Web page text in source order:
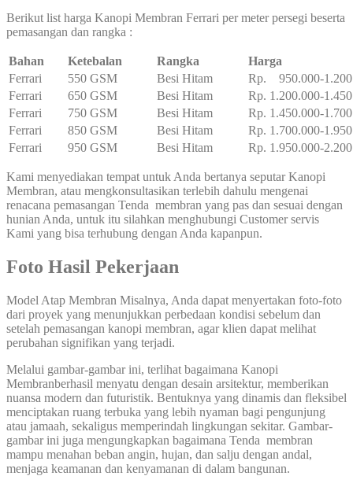
Berikut list harga Kanopi Membran Ferrari per meter persegi beserta
pemasangan dan rangka :
Bahan Ketebalan Rangka
Harga
Ferrari
550 GSM Besi Hitam
Rp. 950.000-
Ferrari
650 GSM Besi Hitam
Rp. 1.200.000-
Ferrari
750 GSM Besi Hitam
Rp. 1.450.000-
Ferrari
850 GSM Besi Hitam
Rp. 1.700.000-
Ferrari
950 GSM Besi Hitam Rp. 1.950.000-
Kami menyediakan tempat untuk Anda bertanya seputar Kanopi
Membran, atau mengkonsultasikan terlebih dahulu mengenai
renacana pemasangan Tenda membran yang pas dan sesuai dengan
hunian Anda, untuk itu silahkan menghubungi Customer servis
Kami yang bisa terhubung dengan Anda kapanpun.
Foto Hasil Pekerjaan
Model Atap Membran Misalnya, Anda dapat menyertakan foto-foto
dari proyek yang menunjukkan perbedaan kondisi sebelum dan
setelah pemasangan kanopi membran, agar klien dapat melihat
perubahan signifikan yang terjadi.
Melalui gambar-gambar ini, terlihat bagaimana Kanopi
Membranberhasil menyatu dengan desain arsitektur, memberikan
nuansa modern dan futuristik. Bentuknya yang dinamis dan fleksibel
menciptakan ruang terbuka yang lebih nyaman bagi pengunjung
atau jamaah, sekaligus memperindah lingkungan sekitar. Gambar-
gambar ini juga mengungkapkan bagaimana Tenda membran
mampu menahan beban angin, hujan, dan salju dengan andal,
menjaga keamanan dan kenyamanan di dalam bangunan.